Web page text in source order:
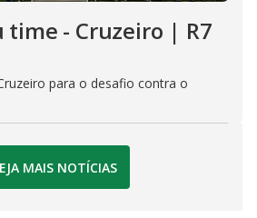
time - Cruzeiro | R7
para o desafio contra o
MAIS NOTÍCIAS